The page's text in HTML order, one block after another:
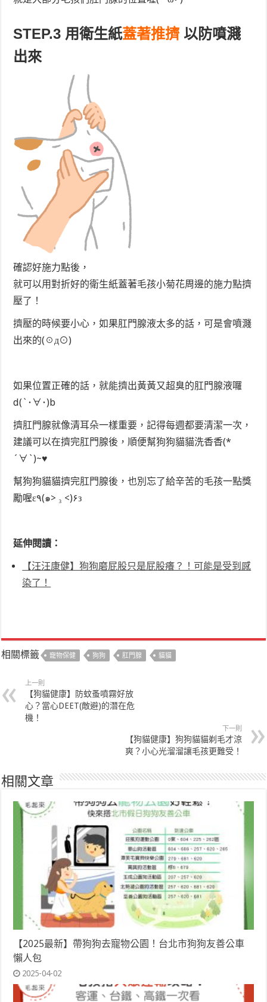
STEP.3 用衛生紙蓋著推擠以防噴濺
出來
確認好施力點後，
就可以用對折好的衛生紙蓋著毛孩小菊花周邊的施力點擠
壓了！
擠壓的時候要小心，如果肛門腺液太多的話，可是會噴濺
出來的(☉д⊙)
如果位置正確的話，就能擠出黃黃又超臭的肛門腺液囉
d(`･∀･)b
擠肛門腺就像清耳朵一樣重要，記得每週都要清潔一次，
建議可以在擠完肛門腺後，順便幫狗狗貓貓洗香香(*
´∀`)~♥
幫狗狗貓貓擠完肛門腺後，也別忘了給辛苦的毛孩一點獎
勵喔ε٩(๑> ₃ <)۶з
延伸閱讀：
【汪汪康健】狗狗磨屁股只是屁股癢？！可能是受到感
染了！
相關標籤 寵物保健 狗狗 肛門腺 貓貓
上一則
【狗貓健康】防蚊蚤噴霧好放
心？當心DEET(敵避)的潛在危
機！
下一則
【狗貓健康】狗狗貓貓剃毛才涼
爽？小心光溜溜讓毛孩更難受！
相關文章
【2025最新】帶狗狗去寵物公園！台北市狗狗友善公車
懶人包
2025-04-02